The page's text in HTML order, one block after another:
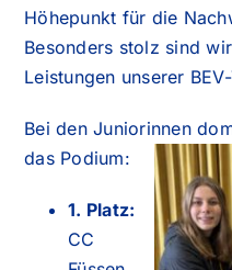
Höhepunkt für die
Besonders stolz sind
Leistungen unserer
Bei den Juniorinnen
das Podium:
1. Platz:
CC